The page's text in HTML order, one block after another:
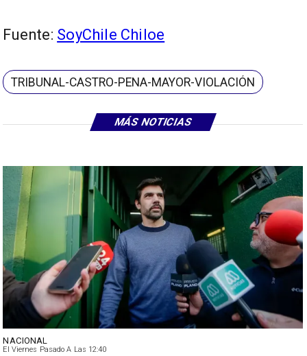
MÁS NOTICIAS
Fuente: SoyChile Chiloe
TRIBUNAL-CASTRO-PENA-MAYOR-VIOLACIÓN
NACIONAL
El Viernes Pasado A Las 12:40